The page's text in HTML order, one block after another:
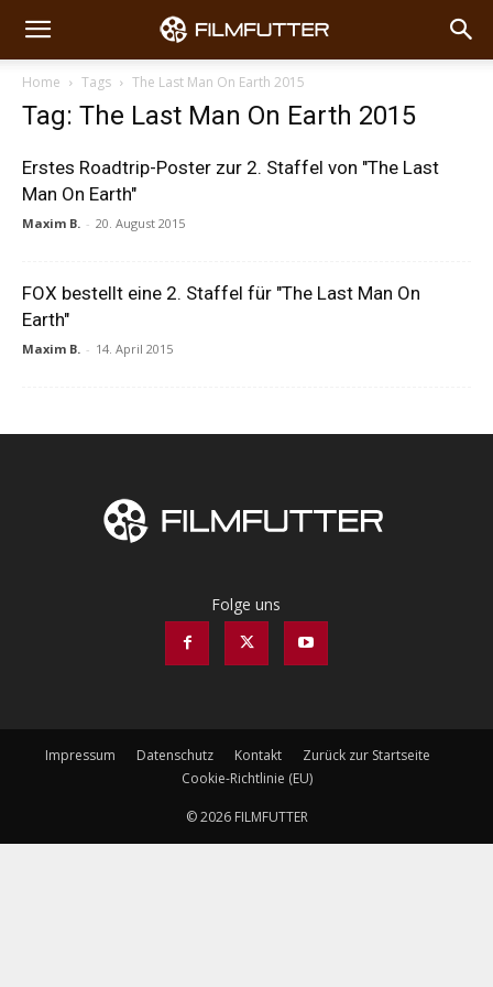
Home Tags The Last Man On Earth 2015
Tag: The Last Man On Earth 2015
Erstes Roadtrip-Poster zur 2. Staffel von "The Last
Man On Earth"
Maxim B. - 20. August 2015
FOX bestellt eine 2. Staffel für "The Last Man On
Earth"
Maxim B. - 14. April 2015
Folge uns
Impressum Datenschutz Kontakt
Zurück zur Startseite
Cookie-Richtlinie (EU)
© 2026 FILMFUTTER